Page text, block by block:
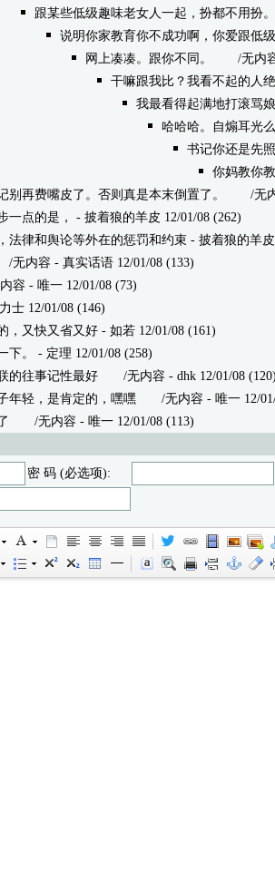
跟某些低级趣味老女人一起，扮都不用扮。
说明你家教育你不成功啊，你爱跟低
网上凑凑。跟你不同。
/无内容 -
干嘛跟我比？我看不起的人绝不
我最看得起满地打滚骂娘
哈哈哈。自煽耳光么
书记你还是先照照
你妈教你教得
别再费嘴皮了。否则真是本末倒置了。
/无内容 -
一点的是，
- 披着狼的羊皮 12/01/08 (262)
法律和舆论等外在的惩罚和约束- 披着狼的羊皮
容 - 真实话语 12/01/08 (133)
- 唯一 12/01/08 (73)
12/01/08 (146)
，又快又省又好- 如若 12/01/08 (161)
下。
- 定理 12/01/08 (258)
的往事记性最好/无内容 - dhk 12/01/08 (120)
年轻，是肯定的，嘿嘿/无内容 - 唯一 12/01/
/无内容 - 唯一 12/01/08 (113)
密 码 (必选项):